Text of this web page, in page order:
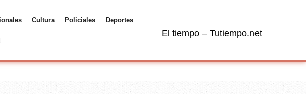
Cultura Policiales Deportes
El tiempo – Tutiempo.net